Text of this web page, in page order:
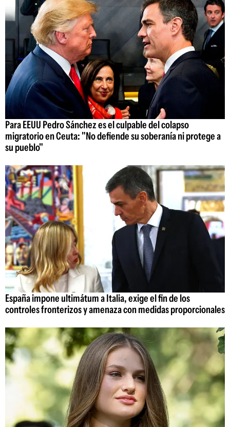
Para EEUU Pedro Sánchez es el culpable del colapso
migratorio en Ceuta: "No defiende su soberanía ni protege a
su pueblo"
España impone ultimátum a Italia, exige el fin de los
controles fronterizos y amenaza con medidas proporcionales